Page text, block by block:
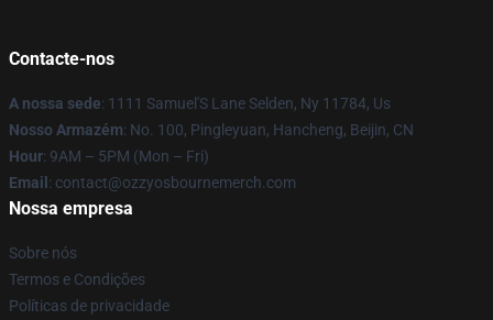
Contacte-nos
A nossa sede: 1111 Samuel'S Lane Selden, Ny 11784, Us
Nosso Armazém: No. 100, Pingleyuan, Hancheng, Beijin, CN
Hour: 9AM – 5PM (Mon – Fri)
Email : contact@ozzyosbournemerch.com
Nossa empresa
Sobre nós
Termos e Condições
Políticas de privacidade